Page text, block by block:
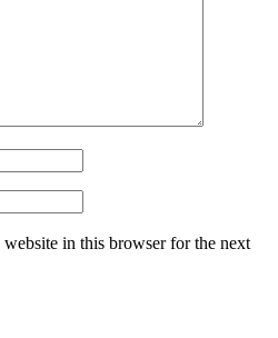
website in this browser for the next